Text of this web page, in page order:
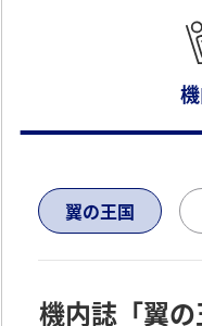
翼の王国
機内誌「翼